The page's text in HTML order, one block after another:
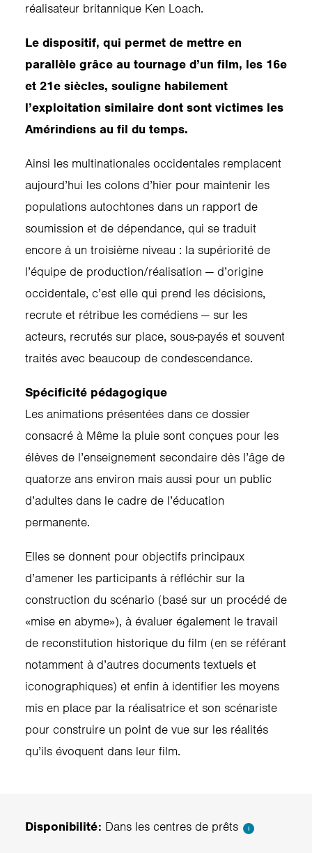
réalisateur britannique Ken Loach.
Le dispositif, qui permet de mettre en
parallèle grâce au tournage d’un film, les 16e
et 21e siècles, souligne habilement
l’exploitation similaire dont sont victimes les
Amérindiens au fil du temps.
Ainsi les multinationales occidentales remplacent
aujourd’hui les colons d’hier pour maintenir les
populations autochtones dans un rapport de
soumission et de dépendance, qui se traduit
encore à un troisième niveau : la supériorité de
l’équipe de production/réalisation — d’origine
occidentale, c’est elle qui prend les décisions,
recrute et rétribue les comédiens — sur les
acteurs, recrutés sur place, sous-payés et souvent
traités avec beaucoup de condescendance.
Spécificité pédagogique
Les animations présentées dans ce dossier
consacré à Même la pluie sont conçues pour les
élèves de l’enseignement secondaire dès l’âge de
quatorze ans environ mais aussi pour un public
d’adultes dans le cadre de l’éducation
permanente.
Elles se donnent pour objectifs principaux
d’amener les participants à réfléchir sur la
construction du scénario (basé sur un procédé de
«mise en abyme»), à évaluer également le travail
de reconstitution historique du film (en se référant
notamment à d’autres documents textuels et
iconographiques) et enfin à identifier les moyens
mis en place par la réalisatrice et son scénariste
pour construire un point de vue sur les réalités
qu’ils évoquent dans leur film.
Disponibilité: Dans les centres de prêts i